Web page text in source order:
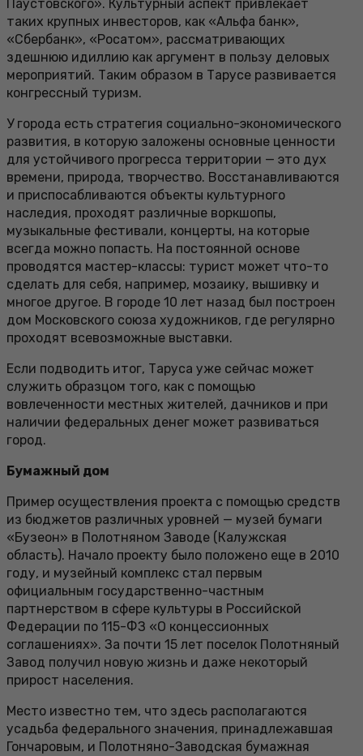
Паустовского». Культурный аспект привлекает
таких крупных инвесторов, как «Альфа банк»,
«Сбербанк», «Росатом», рассматривающих
здешнюю идиллию как аргумент в пользу деловых
мероприятий. Таким образом в Тарусе развивается
конгрессный туризм.
У города есть стратегия социально-экономического
развития, в которую заложены основные ценности
для устойчивого прогресса территории — это дух
времени, природа, творчество. Восстанавливаются
и приспосабливаются объекты культурного
наследия, проходят различные воркшопы,
музыкальные фестивали, концерты, на которые
всегда можно попасть. На постоянной основе
проводятся мастер-классы: турист может что-то
сделать для себя, например, мозаику, вышивку и
многое другое. В городе 10 лет назад был построен
дом Московского союза художников, где регулярно
проходят всевозможные выставки.
Если подводить итог, Таруса уже сейчас может
служить образцом того, как с помощью
вовлеченности местных жителей, дачников и при
наличии федеральных денег может развиваться
город.
Бумажный дом
Пример осуществления проекта с помощью средств
из бюджетов различных уровней — музей бумаги
«Бузеон» в Полотняном Заводе (Калужская
область). Начало проекту было положено еще в 2010
году, и музейный комплекс стал первым
официальным государственно-частным
партнерством в сфере культуры в Российской
Федерации по 115-ФЗ «О концессионных
соглашениях». За почти 15 лет поселок Полотняный
Завод получил новую жизнь и даже некоторый
прирост населения.
Место известно тем, что здесь располагаются
усадьба федерального значения, принадлежавшая
Гончаровым, и Полотняно-Заводская бумажная